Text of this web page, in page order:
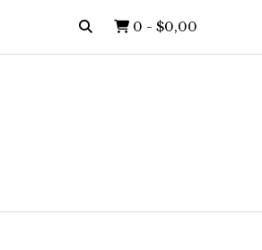
0 - $0,00